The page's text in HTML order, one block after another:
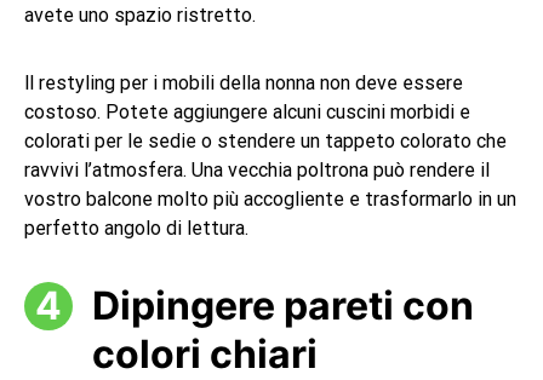
avete uno spazio ristretto.
ll restyling per i mobili della nonna non deve essere
costoso. Potete aggiungere alcuni cuscini morbidi e
colorati per le sedie o stendere un tappeto colorato che
ravvivi l’atmosfera. Una vecchia poltrona può rendere il
vostro balcone molto più accogliente e trasformarlo in un
perfetto angolo di lettura.
Dipingere pareti con
colori chiari